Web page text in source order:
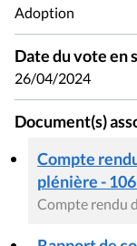
Adoption
Date du vote en
26/04/2024
Document(s)
Compte
plénière -
Compte rendu